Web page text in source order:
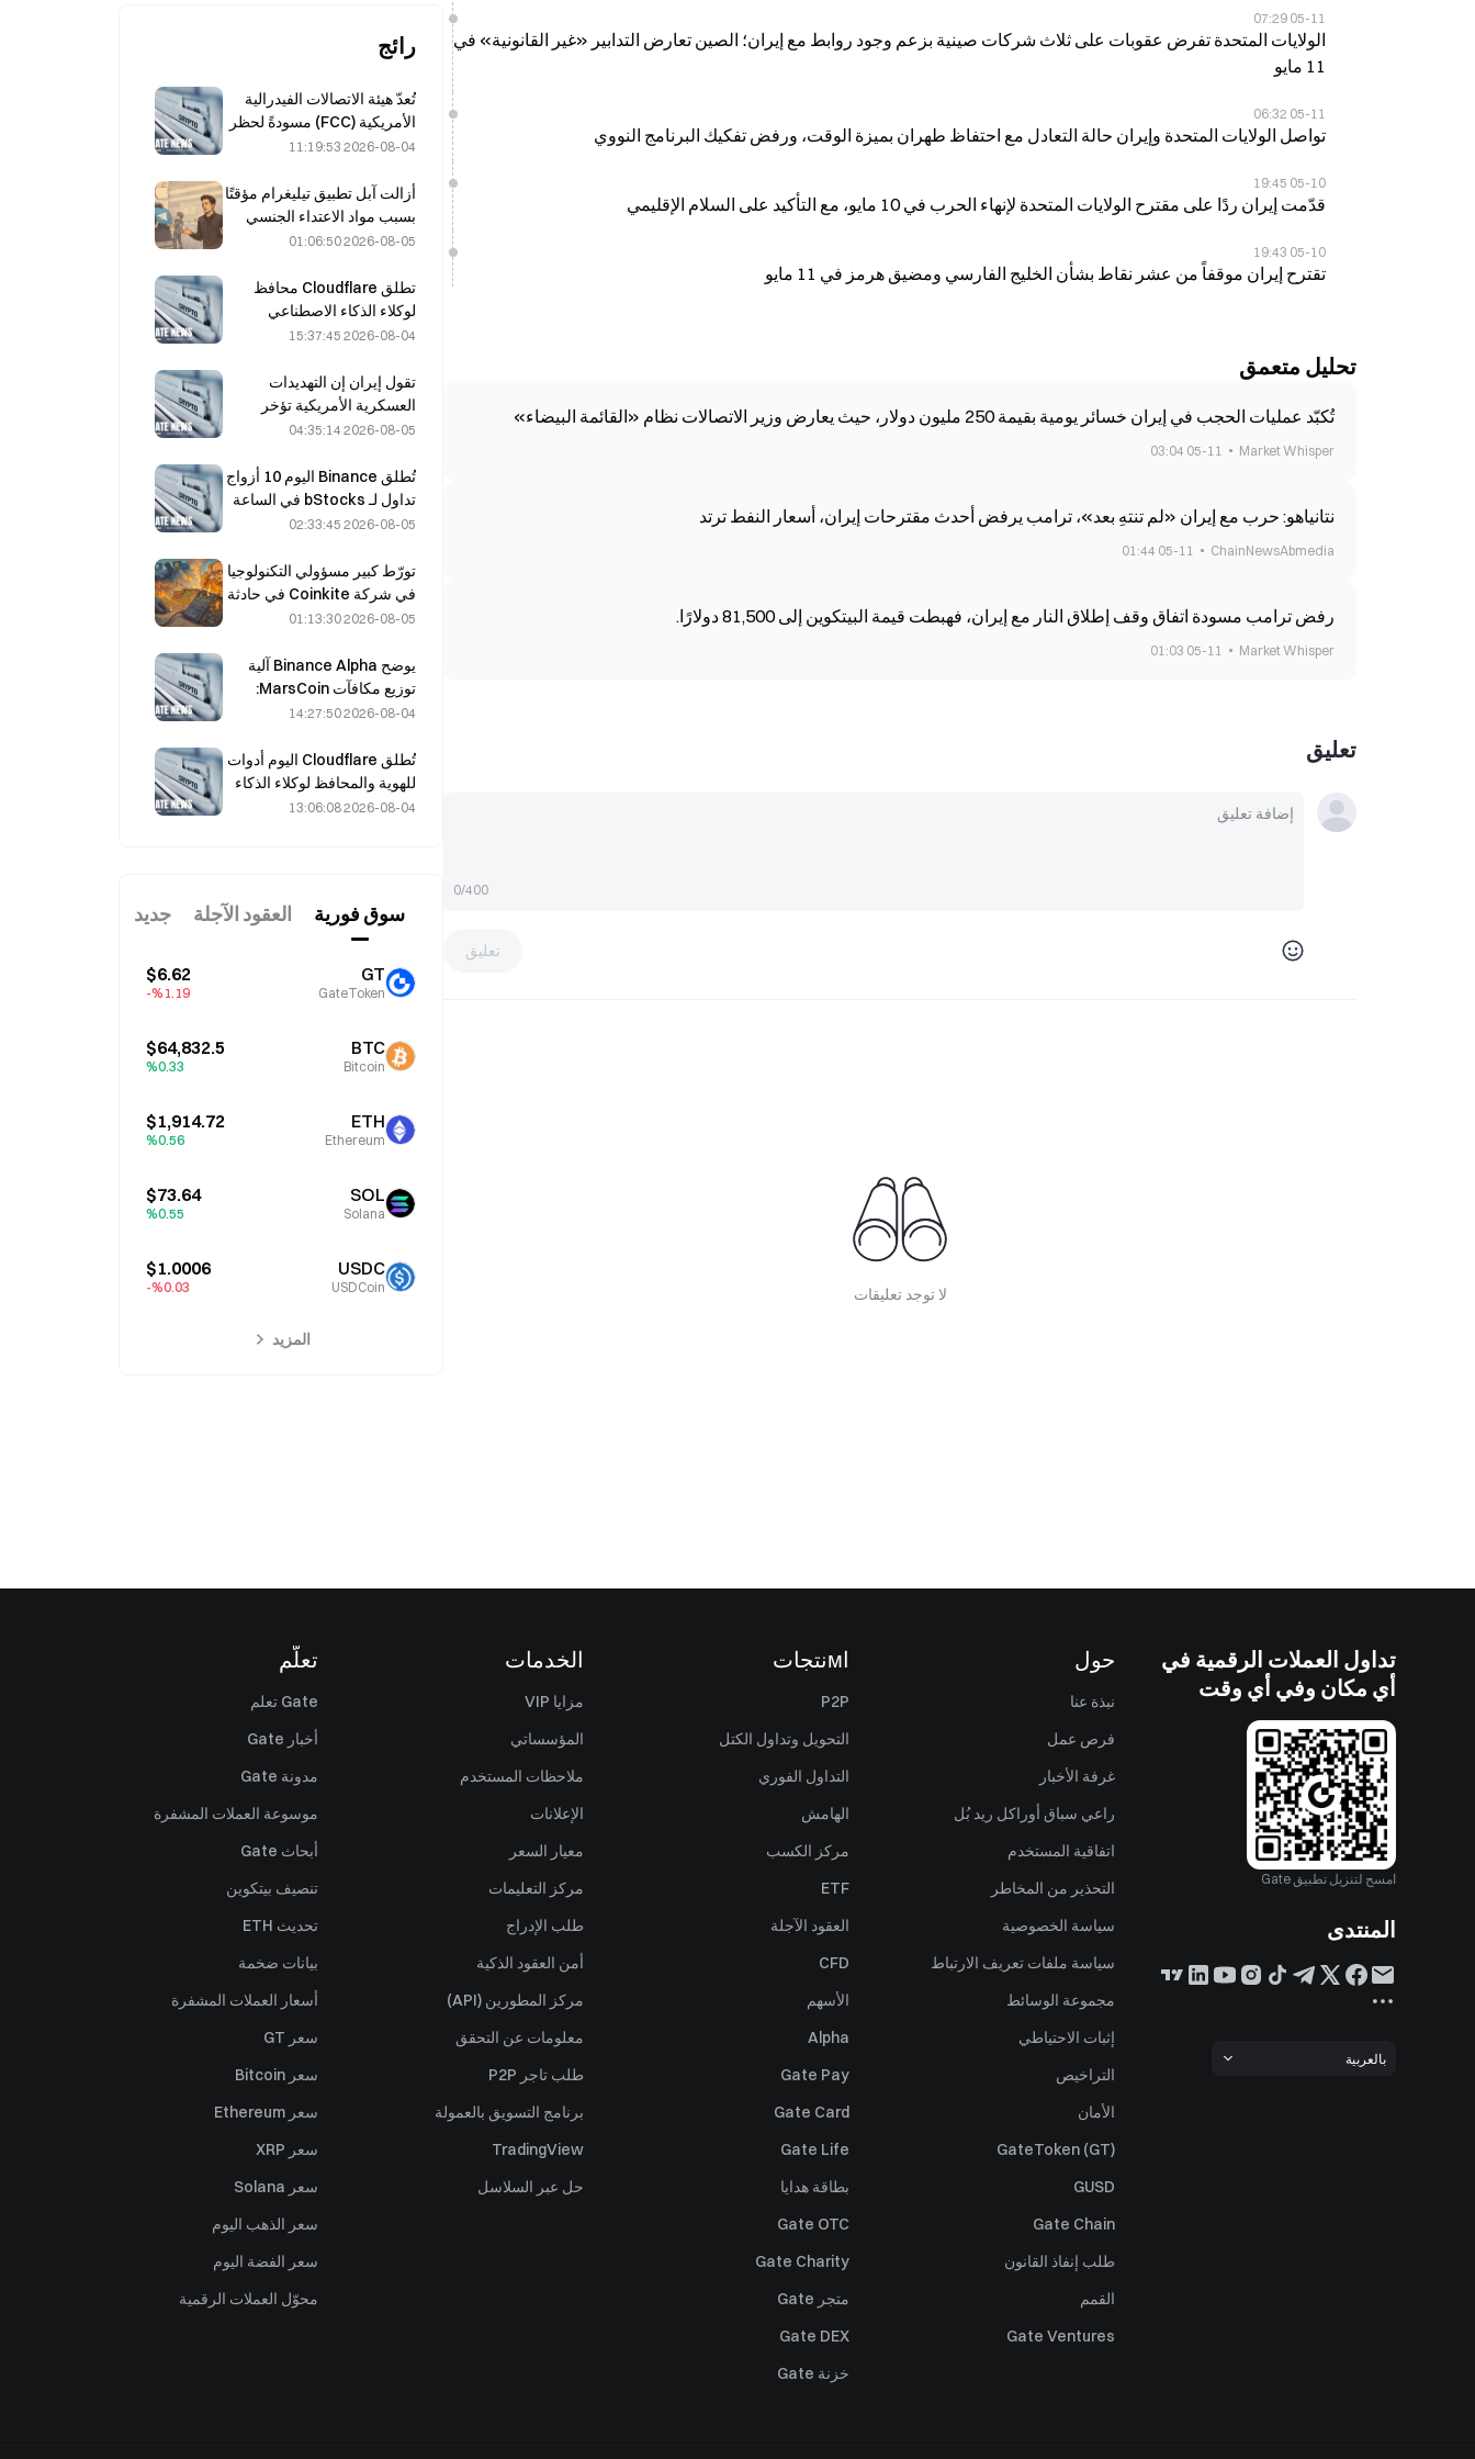
05-11 07:29
الولايات المتحدة تفرض عقوبات على ثلاث شركات صينية بزعم وجود روابط مع إيران؛ الصين تعارض التدابير «غير القانونية» في
11 مايو
05-11 06:32
تواصل الولايات المتحدة وإيران حالة التعادل مع احتفاظ طهران بميزة الوقت، ورفض تفكيك البرنامج النووي
05-10 19:45
قدّمت إيران ردًا على مقترح الولايات المتحدة لإنهاء الحرب في 10 مايو، مع التأكيد على السلام الإقليمي
05-10 19:43
تقترح إيران موقفاً من عشر نقاط بشأن الخليج الفارسي ومضيق هرمز في 11 مايو
تحليل متعمق
تُكبّد عمليات الحجب في إيران خسائر يومية بقيمة 250 مليون دولار، حيث يعارض وزير الاتصالات نظام «القائمة البيضاء»
Market Whisper
05-11 03:04
نتانياهو: حرب مع إيران «لم تنتهِ بعد»، ترامب يرفض أحدث مقترحات إيران، أسعار النفط ترتد
ChainNewsAbmedia
05-11 01:44
رفض ترامب مسودة اتفاق وقف إطلاق النار مع إيران، فهبطت قيمة البيتكوين إلى 81,500 دولارًا.
Market Whisper
05-11 01:03
تعليق
0/400
تعليق
لا توجد تعليقات
رائج
تُعدّ هيئة الاتصالات الفيدرالية
الأمريكية (FCC) مسودةً لحظر
الوحدات البصرية الصينية في
تأثر الحصة السوقية لشركة
Xinyuan بنسبة 27%
2026-08-04 11:19:53
أزالت آبل تطبيق تيليغرام مؤقتًا
بسبب مواد الاعتداء الجنسي
لـ«هجوم أمني».
2026-08-05 01:06:50
تطلق Cloudflare محافظ
لوكلاء الذكاء الاصطناعي
لتمكين المدفوعات المستقلة
التطبيقات في 4 أغسطس
2026-08-04 15:37:45
تقول إيران إن التهديدات
العسكرية الأمريكية تؤخر
اتفاقها مع عُمان بشأن مضيق
2026-08-05 04:35:14
تُطلق Binance اليوم 10 أزواج
تداول لـ bStocks في الساعة
2026-08-05 02:33:45
تورّط كبير مسؤولي التكنولوجيا
في شركة Coinkite في حادثة
الهجمات وخسائر بلغت 114
مليون دولار.
2026-08-05 01:13:30
يوضح Binance Alpha آلية
توزيع مكافآت MarsCoin:
تُرسل المكافآت تلقائيًا إلى
مستخدمو منصات التداول
المركزية على SPCXB بشرط
بلوغ متوسط شهري لا يقل عن
2026-08-04 14:27:50
تُطلق Cloudflare اليوم أدوات
للهوية والمحافظ لوكلاء الذكاء
الاصطناعي.
2026-08-04 13:06:08
سوق فوریة العقود الآجلة جديد
GT
GateToken
$6.62
%1.19-
BTC
Bitcoin
$64,832.5
%0.33
ETH
Ethereum
$1,914.72
%0.56
SOL
Solana
$73.64
%0.55
USDC
USDCoin
$1.0006
%0.03-
المزيد
تداول العملات الرقمية في
أي مكان وفي أي وقت
امسح لتنزيل تطبيق Gate
المنتدى
بالعربية
حول
نبذة عنا
فرص عمل
غرفة الأخبار
راعي سباق أوراكل ريد بُل
اتفاقية المستخدم
التحذير من المخاطر
سياسة الخصوصية
سياسة ملفات تعريف الارتباط
مجموعة الوسائط
إثبات الاحتياطي
التراخيص
الأمان
GateToken (GT)
GUSD
Gate Chain
طلب إنفاذ القانون
القمم
Gate Ventures
اмنتجات
P2P
التحويل وتداول الكتل
التداول الفوري
الهامش
مركز الكسب
ETF
العقود الآجلة
CFD
الأسهم
Alpha
Gate Pay
Gate Card
Gate Life
بطاقة هدايا
Gate OTC
Gate Charity
متجر Gate
Gate DEX
خزنة Gate
الخدمات
مزايا VIP
المؤسساتي
ملاحظات المستخدم
الإعلانات
معيار السعر
مركز التعليمات
طلب الإدراج
أمن العقود الذكية
مركز المطورين (API)
معلومات عن التحقق
طلب تاجر P2P
برنامج التسويق بالعمولة
TradingView
حل عبر السلاسل
تعلّم
Gate تعلم
أخبار Gate
مدونة Gate
موسوعة العملات المشفرة
أبحاث Gate
تنصيف بيتكوين
تحديث ETH
بيانات ضخمة
أسعار العملات المشفرة
سعر GT
سعر Bitcoin
سعر Ethereum
سعر XRP
سعر Solana
سعر الذهب اليوم
سعر الفضة اليوم
محوّل العملات الرقمية